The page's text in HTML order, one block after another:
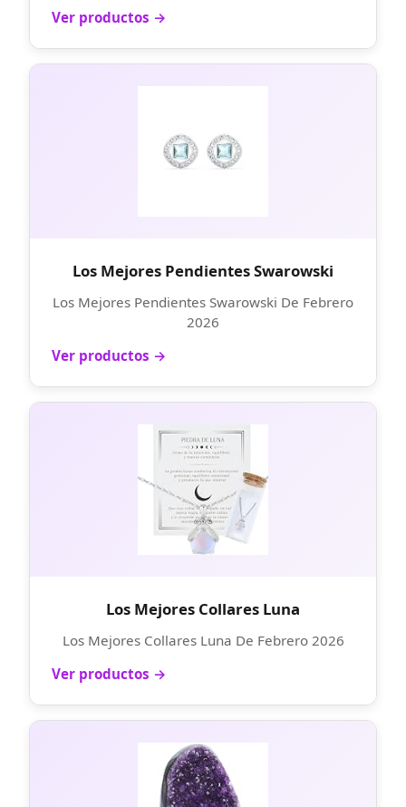
Ver productos →
Los Mejores Pendientes Swarowski
Los Mejores Pendientes Swarowski De Febrero
2026
Ver productos →
Los Mejores Collares Luna
Los Mejores Collares Luna De Febrero 2026
Ver productos →